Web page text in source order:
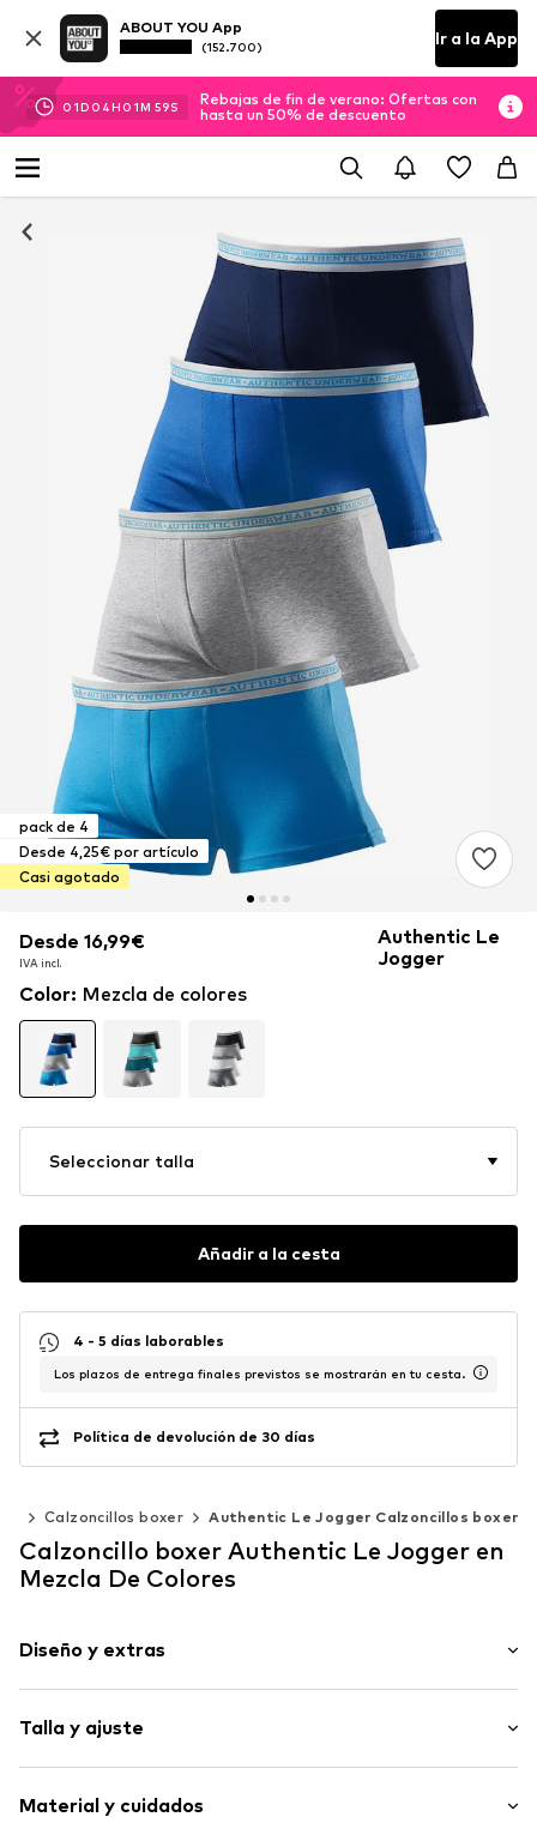
ABOUT YOU App
(152.700) Ir a la App
01D 04H 01M 59S
Rebajas de fin de verano: Ofertas con
hasta un 50% de descuento
pack de 4
Desde 4,25€ por artículo
Casi agotado
Desde 16,99€
IVA incl.
Desde 16,99€
IVA incl.
Authentic Le
Jogger
Color: Mezcla de colores
Seleccionar talla
Añadir a la cesta
4 - 5 días laborables
Los plazos de entrega finales previstos se mostrarán en tu cesta.
Política de devolución de 30 días
Calzoncillos boxer Authentic Le Jogger Calzoncillos boxer
Calzoncillo boxer Authentic Le Jogger en
Mezcla De Colores
Diseño y extras
Algodón
Tacto suave
Impresión de etiquetas
Talla y ajuste
Colores por pack: Diversos colores por pack
Material y cuidados